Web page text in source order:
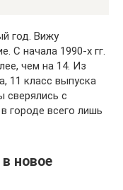
год. Вижу
С начала 1990-х гг.
чем на 14. Из
11 класс выпуска
сверялись с
городе всего лишь
новое